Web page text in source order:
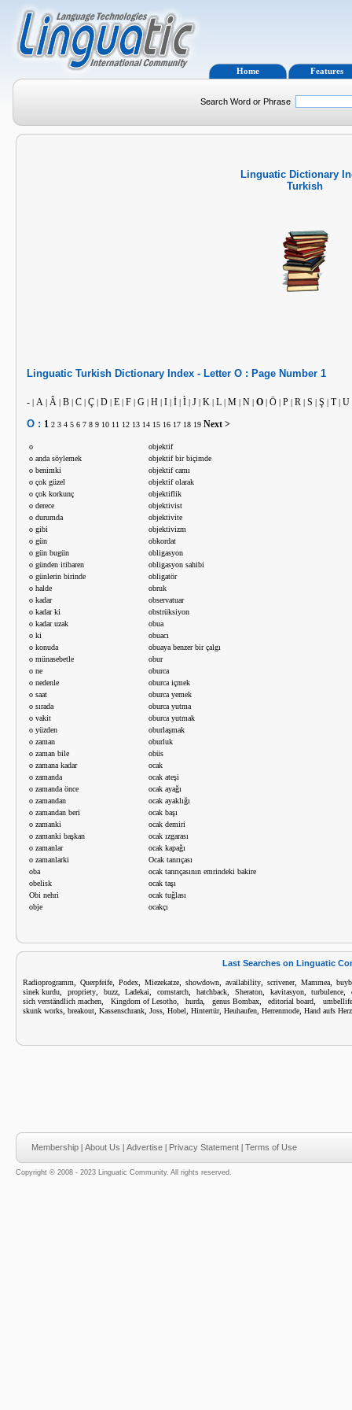
Home Features
Search Word or Phrase
Linguatic Dictionary
Turkish
Linguatic Turkish Dictionary Index - Letter O : Page Number 1
- | A | Â | B | C | Ç | D | E | F | G | H | I | İ | Ì | J | K | L | M | N | O | Ö | P | R | S | Ş | T| U
O : 1 2 3 4 5 6 7 8 9 10 11 12 13 14 15 16 17 18 19 Next >
o
o anda söylemek
o benimki
o çok güzel
o çok korkunç
o derece
o durumda
o gibi
o gün
o gün bugün
o günden itibaren
o günlerin birinde
o halde
o kadar
o kadar ki
o kadar uzak
o ki
o konuda
o münasebetle
o ne
o nedenle
o saat
o sırada
o vakit
o yüzden
o zaman
o zaman bile
o zamana kadar
o zamanda
o zamanda önce
o zamandan
o zamandan beri
o zamanki
o zamanki başkan
o zamanlar
o zamanlarki
oba
obelisk
Obi nehri
obje
objektif
objektif bir biçimde
objektif camı
objektif olarak
objektiflik
objektivist
objektivite
objektivizm
obkordat
obligasyon
obligasyon sahibi
obligatör
obruk
observatuar
obstrüksiyon
obua
obuacı
obuaya benzer bir çalgı
obur
oburca
oburca içmek
oburca yemek
oburca yutma
oburca yutmak
oburlaşmak
oburluk
obüs
ocak
ocak ateşi
ocak ayağı
ocak ayaklığı
ocak başı
ocak demiri
ocak ızgarası
ocak kapağı
Ocak tanrıçası
ocak tanrıçasının emrindeki bakire
ocak taşı
ocak tuğlası
ocakçı
Last Searches on Linguatic
Radioprogramm Querpfeife Podex Miezekatze showdown availability scrivener, Mammea
sinek kurdu
propriety, buzz,Ladekai ,cornstarch hatchback, Sheraton, kavitasyon,turbulence ,
sich verständlich machen
Kingdom of Lesotho,hurda genus Bombax,editorial board
skunk works breakout Kassenschrank Joss Hobel Hintertür, Heuhaufen Herrenmode Hand aufs Herz
Membership | About Us | Advertise | Privacy Statement | Terms of Use
Copyright © 2008 - 2023 Linguatic Community. All rights reserved.